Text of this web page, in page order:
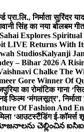
प्रा.लि., निर्माता सुरिंदर
सिंह का नया बोलबम गीत
Explores
LIVE Returns With
StudiosKalyanji
– Bihar 2026 A
Chalke The
Gore Winner Of
का रोमांटिक गाना
फिल्म ‘मंगलसूत्र’,
Of Fashion And
मिला ‘आउटस्टैंडिंग ई-
చెల్లించిన